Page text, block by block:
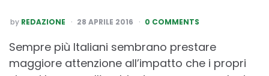
POSTED
BY
by REDAZIONE 28 APRILE 2016 0 COMMENTS
Sempre più Italiani sembrano prestare
maggiore attenzione all’impatto che i propri